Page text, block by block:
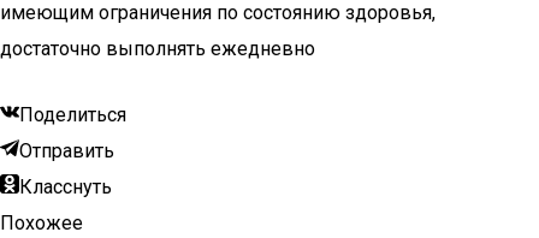
имеющим ограничения по состоянию здоровья,
достаточно выполнять ежедневно
Поделиться
Отправить
Класснуть
Похожее